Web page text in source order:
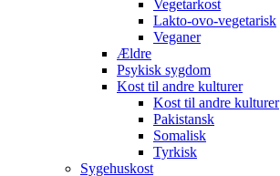
Vegetarkost
Lakto-ovo-vegetarisk
Veganer
Ældre
Psykisk sygdom
Kost til andre kulturer
Kost til andre kulturer
Pakistansk
Somalisk
Tyrkisk
Sygehuskost